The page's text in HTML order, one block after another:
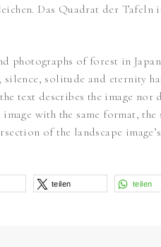
Das Quadrat der
photographs of forest in
solitude and eternity
text describes the image
with the same format,
of the landscape
teilen teilen